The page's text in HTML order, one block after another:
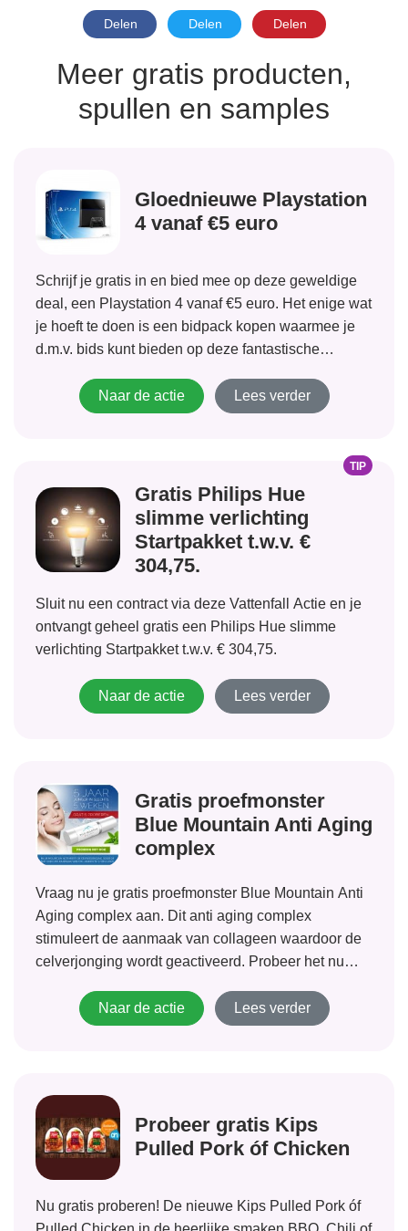
Delen Delen Delen
Meer gratis producten,
spullen en samples
Gloednieuwe Playstation
4 vanaf €5 euro
Schrijf je gratis in en bied mee op deze geweldige
deal, een Playstation 4 vanaf €5 euro. Het enige wat
je hoeft te doen is een bidpack kopen waarmee je
d.m.v. bids kunt bieden op deze fantastische
dus een hele...Naar de actie Lees verder
TIP
Gratis Philips Hue
slimme verlichting
Startpakket t.w.v. €
304,75.
Sluit nu een contract via deze Vattenfall Actie en je
ontvangt geheel gratis een Philips Hue slimme
verlichting Startpakket t.w.v. € 304,75.
Naar de actie Lees verder
Gratis proefmonster
Blue Mountain Anti Aging
complex
Vraag nu je gratis proefmonster Blue Mountain Anti
Aging complex aan. Dit anti aging complex
stimuleert de aanmaak van collageen waardoor de
celverjonging wordt geactiveerd. Probeer het nu
van Blue Mountain Skincare belooft een snel...
Naar de actie Lees verder
Probeer gratis Kips
Pulled Pork óf Chicken
Nu gratis proberen! De nieuwe Kips Pulled Pork óf